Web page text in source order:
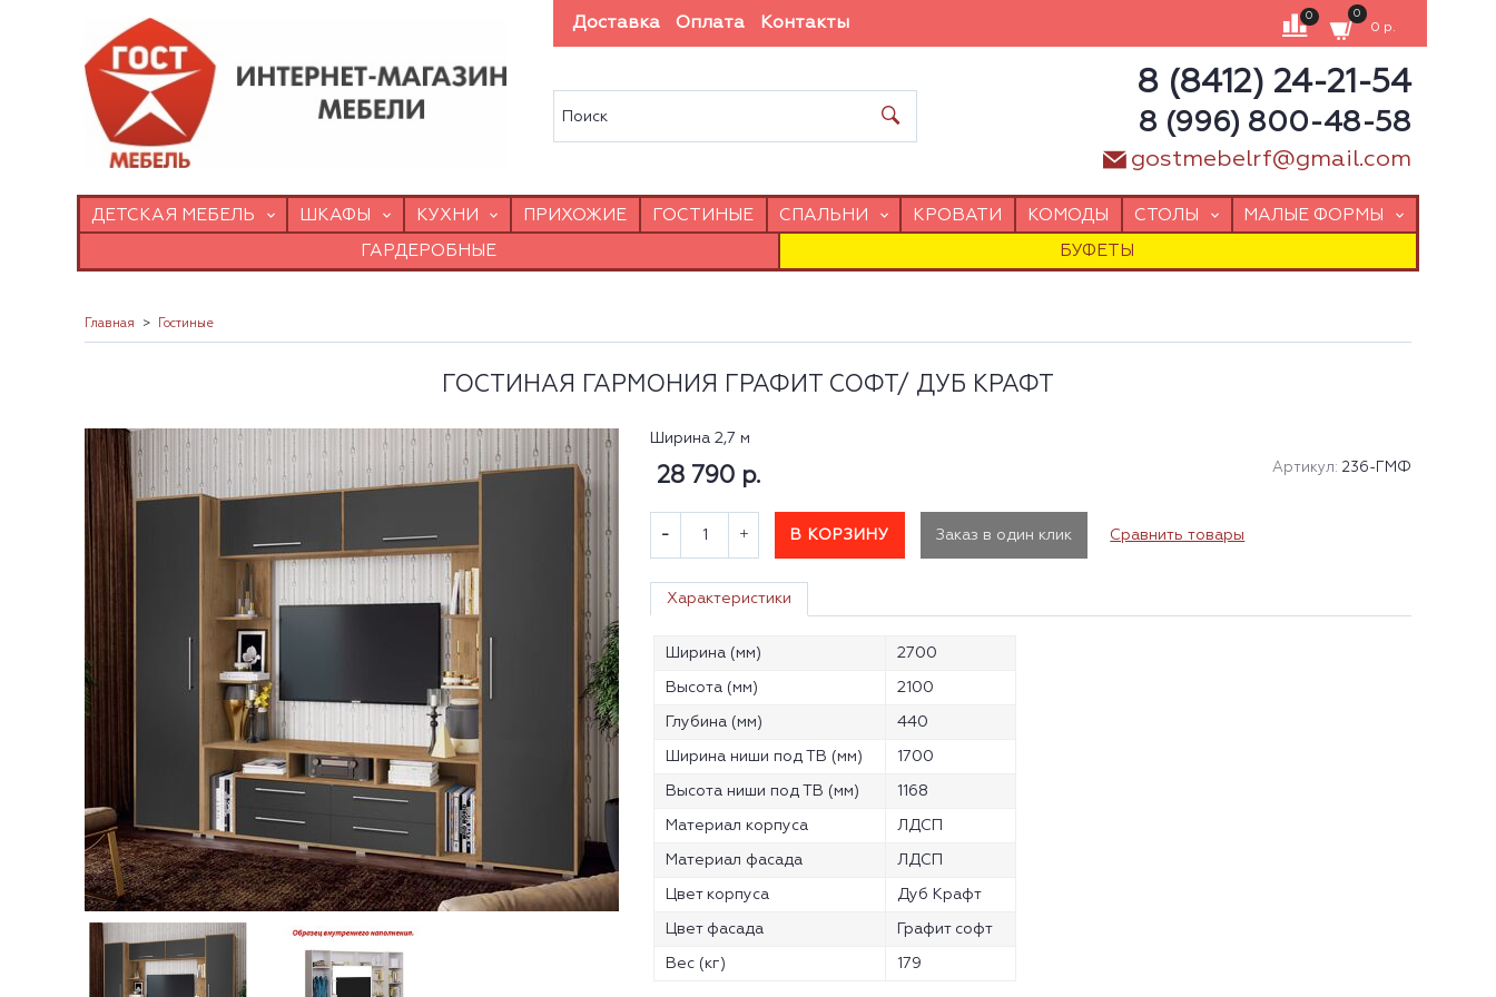
Доставка Оплата Контакты 0 0
0 р.
8 (8412) 24-21-54
8 (996) 800-48-58
gostmebelrf@gmail.com
ДЕТСКАЯ МЕБЕЛЬ ШКАФЫ КУХНИ ПРИХОЖИЕ ГОСТИНЫЕ СПАЛЬНИ КРОВАТИ КОМОДЫ СТОЛЫ МАЛЫЕ ФОРМЫ
ГАРДЕРОБНЫЕ БУФЕТЫ
Главная Гостиные
ГОСТИНАЯ ГАРМОНИЯ ГРАФИТ СОФТ/ ДУБ КРАФТ
Ширина 2,7 м
Артикул: 236-ГМФ
28 790 р.
В КОРЗИНУ Заказ в один клик Сравнить товары
Характеристики
Ширина (мм) 2700
Высота (мм) 2100
Глубина (мм) 440
Ширина ниши под ТВ (мм) 1700
Высота ниши под ТВ (мм) 1168
Материал корпуса ЛДСП
Материал фасада ЛДСП
Цвет корпуса Дуб Крафт
Цвет фасада Графит софт
Вес (кг) 179